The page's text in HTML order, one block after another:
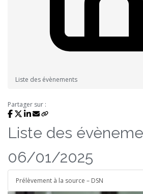
Liste des évènements
Partager sur :
Liste des
06/01/2025
Prélèvement à la source – DSN